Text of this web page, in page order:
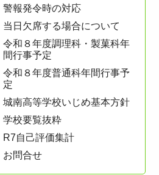
警報発令時の対応
当日欠席する場合について
令和８年度調理科・製菓科年
間行事予定
令和８年度普通科年間行事予
定
城南高等学校いじめ基本方針
学校要覧抜粋
R7自己評価集計
お問合せ